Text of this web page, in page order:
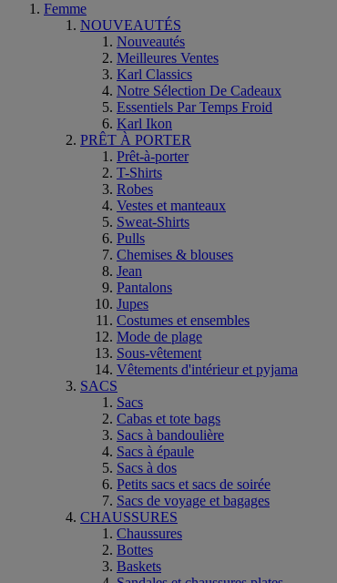
Femme
NOUVEAUTÉS
Nouveautés
Meilleures Ventes
Karl Classics
Notre Sélection De Cadeaux
Essentiels Par Temps Froid
Karl Ikon
PRÊT À PORTER
Prêt-à-porter
T-Shirts
Robes
Vestes et manteaux
Sweat-Shirts
Pulls
Chemises & blouses
Jean
Pantalons
Jupes
Costumes et ensembles
Mode de plage
Sous-vêtement
Vêtements d'intérieur et pyjama
SACS
Sacs
Cabas et tote bags
Sacs à bandoulière
Sacs à épaule
Sacs à dos
Petits sacs et sacs de soirée
Sacs de voyage et bagages
CHAUSSURES
Chaussures
Bottes
Baskets